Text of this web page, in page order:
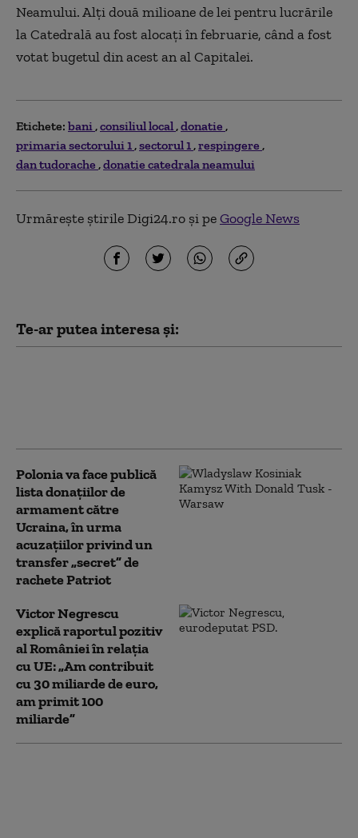
Neamului. Alţi două milioane de lei pentru lucrările
la Catedrală au fost alocaţi în februarie, când a fost
votat bugetul din acest an al Capitalei.
Etichete: bani consiliul local donatie
primaria sectorului 1 sectorul 1 respingere
dan tudorache donatie catedrala neamului
Urmărește știrile Digi24.ro și peGoogle News
Te-ar putea interesa și:
Polonia va face publică
lista donațiilor de
armament către
Ucraina, în urma
acuzațiilor privind un
transfer „secret” de
rachete Patriot
Victor Negrescu
explică raportul pozitiv
al României în relația
cu UE: „Am contribuit
cu 30 miliarde de euro,
am primit 100
miliarde”